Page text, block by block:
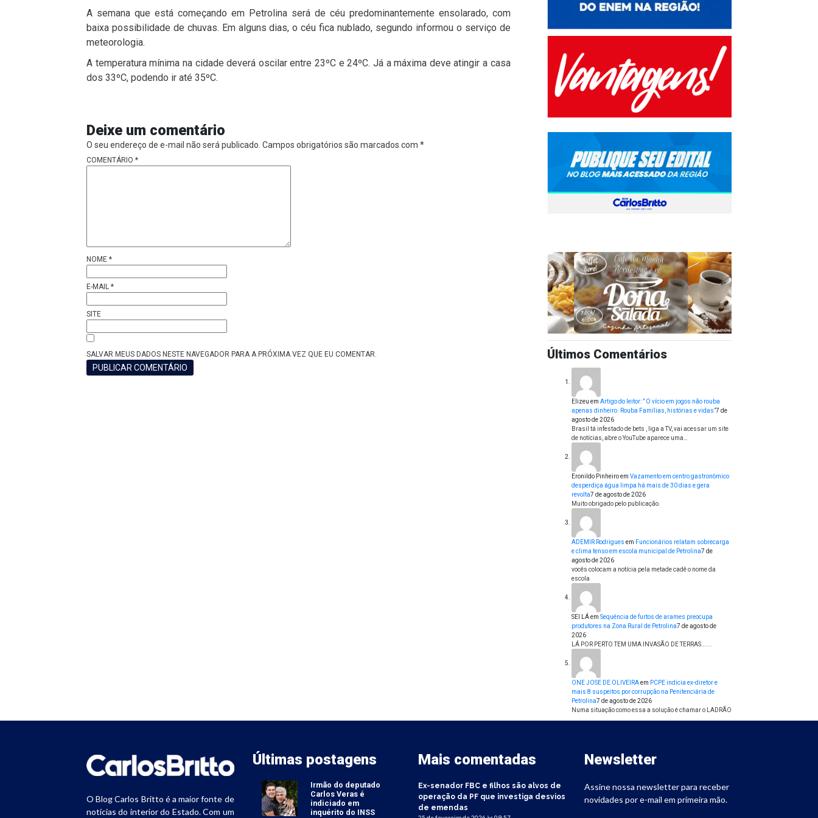
A semana que está começando em Petrolina será de céu predominantemente ensolarado, com
baixa possibilidade de chuvas. Em alguns dias, o céu fica nublado, segundo informou o serviço de
meteorologia.
A temperatura mínima na cidade deverá oscilar entre 23ºC e 24ºC. Já a máxima deve atingir a casa
dos 33ºC, podendo ir até 35ºC.
Deixe um comentário
O seu endereço de e-mail não será publicado. Campos obrigatórios são marcados com *
COMENTÁRIO *
NOME *
E-MAIL *
SITE
SALVAR MEUS DADOS NESTE NAVEGADOR PARA A PRÓXIMA VEZ QUE EU COMENTAR. Últimos Comentários
Elizeu em Artigo do leitor: ” O vício em jogos não rouba
apenas dinheiro. Rouba Famílias, histórias e vidas”7 de
agosto de 2026
Brasil tá infestado de bets , liga a TV, vai acessar um site
de notícias, abre o YouTube aparece uma…
Eronildo Pinheiroem Vazamento em centro gastronômico
desperdiça água limpa há mais de 30 dias e gera
revolta7 de agosto de 2026
Muito obrigado pelo publicação.
ADEMIR Rodrigues em Funcionários relatam sobrecarga
e clima tenso em escola municipal de Petrolina7 de
agosto de 2026
vocês colocam a notícia pela metade cadê o nome da
escola
SEI LÁem Sequência de furtos de arames preocupa
produtores na Zona Rural de Petrolina7 de agosto de
2026
LÁ POR PERTO TEM UMA INVASÃO DE TERRAS......
ONE JOSE DE OLIVEIRAem PCPE indicia ex-diretor e
mais 8 suspeitos por corrupção na Penitenciária de
Petrolina7 de agosto de 2026
Numa situação como essa a solução é chamar o LADRÃO
O Blog Carlos Britto é a maior fonte de
notícias do interior do Estado. Com um
Últimas postagens
Irmão do deputado
Carlos Veras é
indiciado em
inquérito do INSS
Mais comentadas
Ex-senador FBC e filhos são alvos de
operação da PF que investiga desvios
de emendas
Newsletter
Assine nossa newsletter para receber
novidades por e-mail em primeira mão.